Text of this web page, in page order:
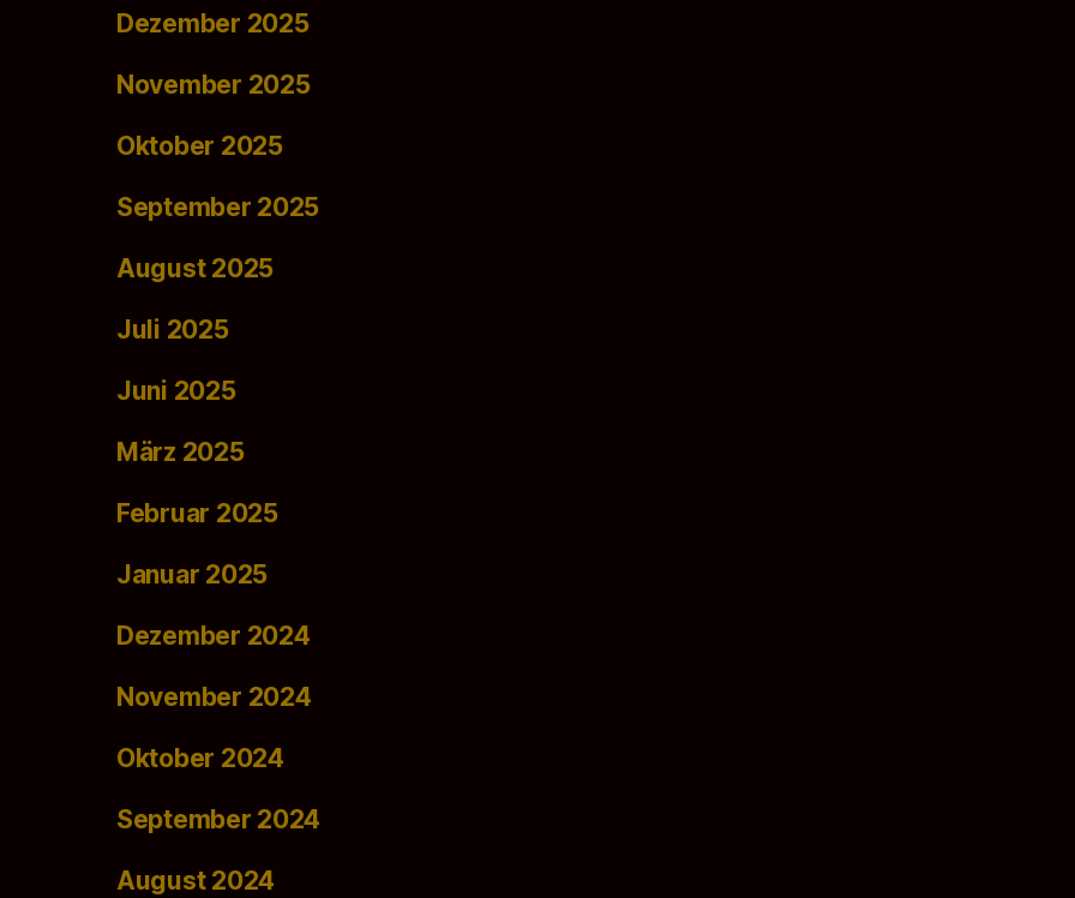
Dezember 2025
November 2025
Oktober 2025
September 2025
August 2025
Juli 2025
Juni 2025
März 2025
Februar 2025
Januar 2025
Dezember 2024
November 2024
Oktober 2024
September 2024
August 2024